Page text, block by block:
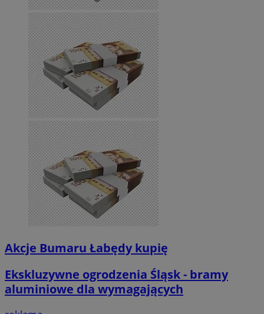
Akcje Bumaru Łabędy kupię
Ekskluzywne ogrodzenia Śląsk - bramy
aluminiowe dla wymagających